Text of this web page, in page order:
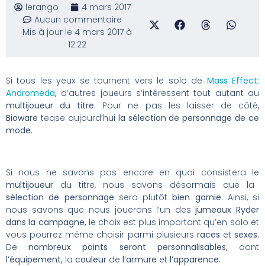
lerango
4 mars 2017
Aucun commentaire
Mis à jour le 4 mars 2017 à
12:22
Si tous les yeux se tournent vers le solo de Mass Effect:
Andromeda, d’autres joueurs s’intéressent tout autant au
multijoueur du titre. Pour ne pas les laisser de côté,
Bioware tease aujourd’hui la sélection de personnage de ce
mode.
Si nous ne savons pas encore en quoi consistera le
multijoueur du titre, nous savons désormais que la
sélection de personnage sera plutôtbien garnie. Ainsi, si
nous savons que nous jouerons l’un desjumeaux Ryder
dans la campagne,le choix est plus important qu’en solo et
vous pourrez même choisir parmi plusieurs races et sexes.
Denombreux points seront personnalisables,dont
l’équipement, la couleur de l’armure et l’apparence.